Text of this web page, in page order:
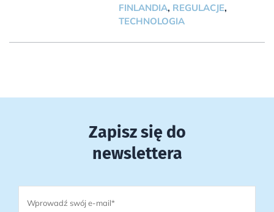
FINLANDIA, REGULACJE,
TECHNOLOGIA
Zapisz się do
newslettera